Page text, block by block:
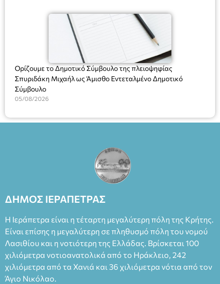
Ορίζουμε το Δημοτικό Σύμβουλο της πλειοψηφίας
Σπυριδάκη Μιχαήλ ως Άμισθο Εντεταλμένο Δημοτικό
Σύμβουλο
05/08/2026
ΔΗΜΟΣ ΙΕΡΑΠΕΤΡΑΣ
Η Ιεράπετρα είναι η τέταρτη μεγαλύτερη πόλη της Κρήτης.
Είναι επίσης η μεγαλύτερη σε πληθυσμό πόλη του νομού
Λασιθίου και η νοτιότερη της Ελλάδας. Βρίσκεται 100
χιλιόμετρα νοτιοανατολικά από το Ηράκλειο, 242
χιλιόμετρα από τα Χανιά και 36 χιλιόμετρα νότια από τον
Άγιο Νικόλαο.